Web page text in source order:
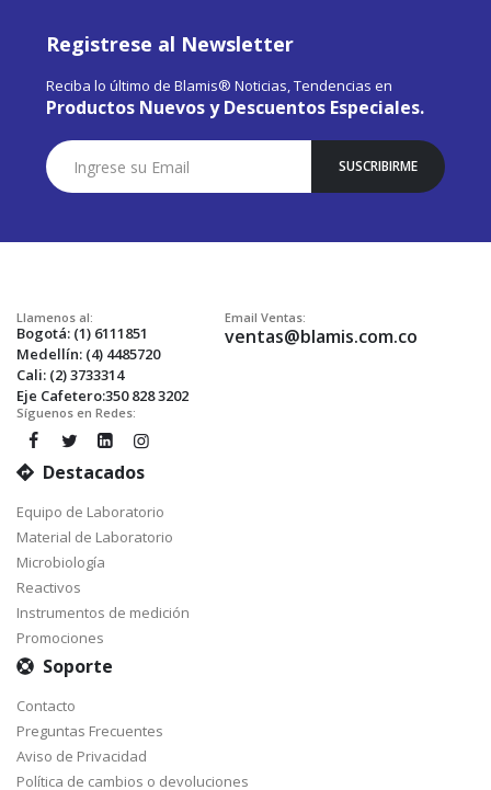
Registrese al Newsletter
Reciba lo último de Blamis® Noticias, Tendencias en
Productos Nuevos y Descuentos Especiales.
Suscríbase
a
Nuestro
SUSCRIBIRME
Llamenos al:
Bogotá: (1) 6111851
Medellín: (4) 4485720
Cali: (2) 3733314
Eje Cafetero:350 828 3202
Email Ventas:
ventas@blamis.com.co
Síguenos en Redes:
Destacados
Equipo de Laboratorio
Material de Laboratorio
Microbiología
Reactivos
Instrumentos de medición
Promociones
Soporte
Contacto
Preguntas Frecuentes
Aviso de Privacidad
Política de cambios o devoluciones